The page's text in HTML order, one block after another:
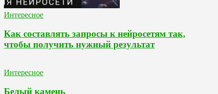
Интересное
Как составлять запросы к нейросетям так,
чтобы получить нужный результат
Интересное
Белый камень